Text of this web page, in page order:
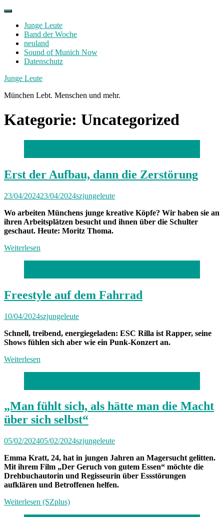
Skip
contentJunge Leute
Band der Woche
neuland
Sound of Munich Now
Datenschutz
Facebook
Twitter
Instagram
Junge Leute
München Lebt. Menschen und mehr.
Kategorie: Uncategorized
Erst der Aufbau, dann die Zerstörung
23/04/202423/04/2024szjungeleute
Wo arbeiten Münchens junge kreative Köpfe? Wir haben sie an
ihren Arbeitsplätzen besucht und ihnen über die Schulter
geschaut. Heute: Moritz Thoma.
Weiterlesen
Freestyle auf dem Fahrrad
10/04/2024szjungeleute
Schnell, treibend, energiegeladen: ESC Rilla ist Rapper, seine
Shows fühlen sich aber wie ein Punk-Konzert an.
Weiterlesen
„Man fühlt sich, als hätte man die Macht
über sich selbst“
05/02/202405/02/2024szjungeleute
Emma Kratt, 24, hat in jungen Jahren an Magersucht gelitten.
Mit ihrem Film „Der Geruch von gutem Essen“ möchte die
Drehbuchautorin und Regisseurin über Essstörungen
aufklären und Betroffenen helfen.
Weiterlesen (SZplus)